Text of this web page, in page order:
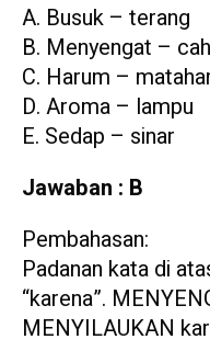
A. Busuk – terang
B. Menyengat –
C. Harum –
D. Aroma – lampu
E. Sedap – sinar
Jawaban : B
Pembahasan:
Padanan kata di
“karena”.
MENYILAUKAN